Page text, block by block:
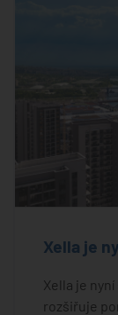
Xella je
Xella je
rozšiřuje